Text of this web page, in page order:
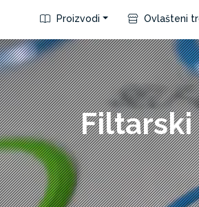
Proizvodi Ovlašteni
Filtarski